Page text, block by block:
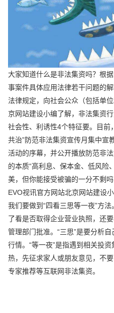
大家知道什么是非法集资吗？根
事案件具体应用法律若干问题的
法律规定，向社会公众（包括单
京网站建设小编了解，非法集资
社会性、利诱性4个特征要。目前
共治”防范非法集资宣传月集中宣
活动的序幕，并公开播放防范非
的本质“高利息、保本金、低风险
美，但你能接受被骗的一分不剩吗
EVO视讯官方网站北京网站建设
我们要做到“四看三思等一夜”方
了看是否取得企业营业执照，还
管理部门批准。“三思”是要分析
行情。“等一夜”是指遇到相关投
热，先征求家人或朋友意见，不
专家推荐等互联网非法集资。